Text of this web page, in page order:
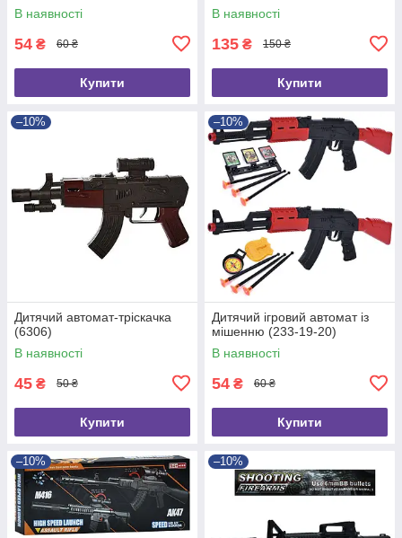
В наявності
54 ₴ 60 ₴
Купити
В наявності
135 ₴ 150 ₴
Купити
–10%
Дитячий автомат-тріскачка
(6306)
В наявності
45 ₴ 50 ₴
Купити
–10%
Дитячий ігровий автомат із
мішенню (233-19-20)
В наявності
54 ₴ 60 ₴
Купити
–10% –10%